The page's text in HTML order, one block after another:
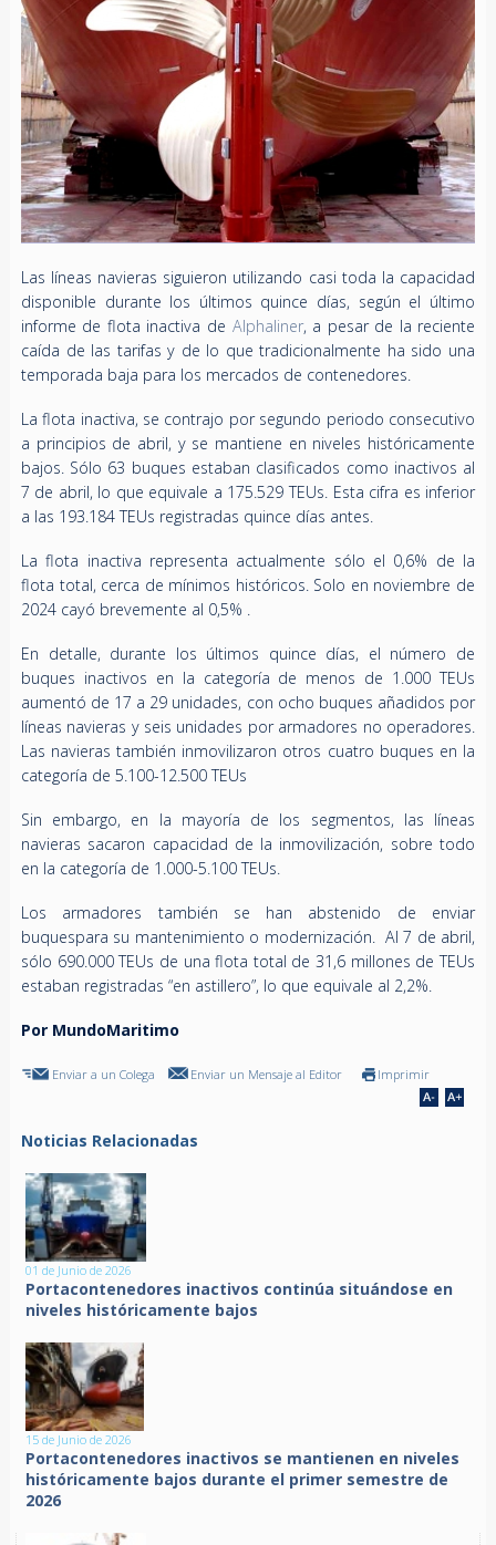
Las líneas navieras siguieron utilizando casi toda la capacidad
disponible durante los últimos quince días, según el último
informe de flota inactiva de Alphaliner, a pesar de la reciente
caída de las tarifas y de lo que tradicionalmente ha sido una
temporada baja para los mercados de contenedores.
La flota inactiva, se contrajo por segundo periodo consecutivo
a principios de abril, y se mantiene en niveles históricamente
bajos. Sólo 63 buques estaban clasificados como inactivos al
7 de abril, lo que equivale a 175.529 TEUs. Esta cifra es inferior
a las 193.184 TEUs registradas quince días antes.
La flota inactiva representa actualmente sólo el 0,6% de la
flota total, cerca de mínimos históricos. Solo en noviembre de
2024 cayó brevemente al 0,5% .
En detalle, durante los últimos quince días, el número de
buques inactivos en la categoría de menos de 1.000 TEUs
aumentó de 17 a 29 unidades, con ocho buques añadidos por
líneas navieras y seis unidades por armadores no operadores.
Las navieras también inmovilizaron otros cuatro buques en la
categoría de 5.100-12.500 TEUs
Sin embargo, en la mayoría de los segmentos, las líneas
navieras sacaron capacidad de la inmovilización, sobre todo
en la categoría de 1.000-5.100 TEUs.
Los armadores también se han abstenido de enviar
buquespara su mantenimiento o modernización. Al 7 de abril,
sólo 690.000 TEUs de una flota total de 31,6 millones de TEUs
estaban registradas “en astillero”, lo que equivale al 2,2%.
Por MundoMaritimo
Enviar a un Colega Enviar un Mensaje al Editor Imprimir
Noticias Relacionadas
01 de Junio de 2026
Portacontenedores inactivos continúa situándose en
niveles históricamente bajos
15 de Junio de 2026
Portacontenedores inactivos se mantienen en niveles
históricamente bajos durante el primer semestre de
2026